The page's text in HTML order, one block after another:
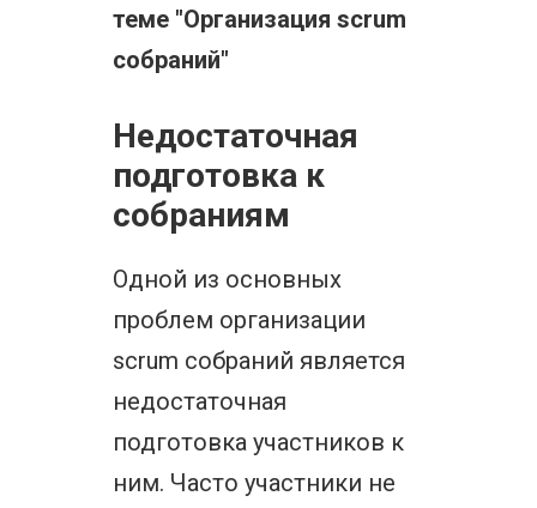
теме "Организация scrum
собраний"
Недостаточная
подготовка к
собраниям
Одной из основных
проблем организации
scrum собраний является
недостаточная
подготовка участников к
ним. Часто участники не